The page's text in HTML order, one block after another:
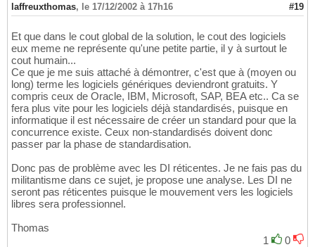
laffreuxthomas, le 17/12/2002 à 17h16 #19
Et que dans le cout global de la solution, le cout des logiciels
eux meme ne représente qu'une petite partie, il y à surtout le
cout humain...
Ce que je me suis attaché à démontrer, c'est que à (moyen ou
long) terme les logiciels génériques deviendront gratuits. Y
compris ceux de Oracle, IBM, Microsoft, SAP, BEA etc.. Ca se
fera plus vite pour les logiciels déjà standardisés, puisque en
informatique il est nécessaire de créer un standard pour que la
concurrence existe. Ceux non-standardisés doivent donc
passer par la phase de standardisation.
Donc pas de problème avec les DI réticentes. Je ne fais pas du
militantisme dans ce sujet, je propose une analyse. Les DI ne
seront pas réticentes puisque le mouvement vers les logiciels
libres sera professionnel.
Thomas
1
0